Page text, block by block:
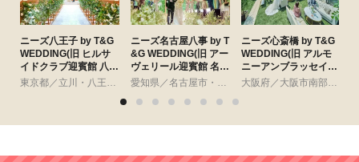
ニーズ八王子 by T&G
WEDDING(旧 ヒルサ
イドクラブ迎賓館 八王
子)
東京都／立川・八王子・町田・23区以外
ニーズ名古屋八事 by T
&G WEDDING(旧 アー
ヴェリール迎賓館 名古
屋)
愛知県／名古屋市・周辺
ニーズ心斎橋 by T&G
WEDDING(旧 アルモ
ニーアンブラッセイッ
トハウス)
大阪府／大阪市南部・東大阪